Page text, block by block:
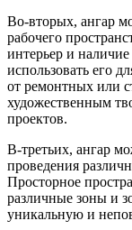
Во-вторых, ангар
рабочего
интерьер и
использовать его
от ремонтных или
художественным
проектов.
В-третьих, ангар
проведения
Просторное
различные зоны и
уникальную и